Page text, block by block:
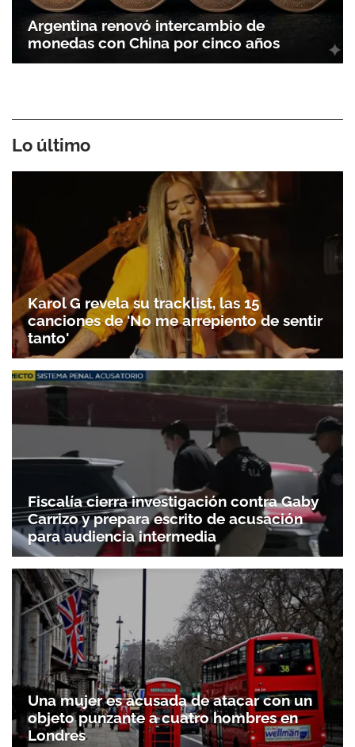
Argentina renovó intercambio de
monedas con China por cinco años
Lo último
Karol G revela su tracklist, las 15
canciones de 'No me arrepiento de sentir
tanto'
Fiscalía cierra investigación contra Gaby
Carrizo y prepara escrito de acusación
para audiencia intermedia
Una mujer es acusada de atacar con un
objeto punzante a cuatro hombres en
Londres